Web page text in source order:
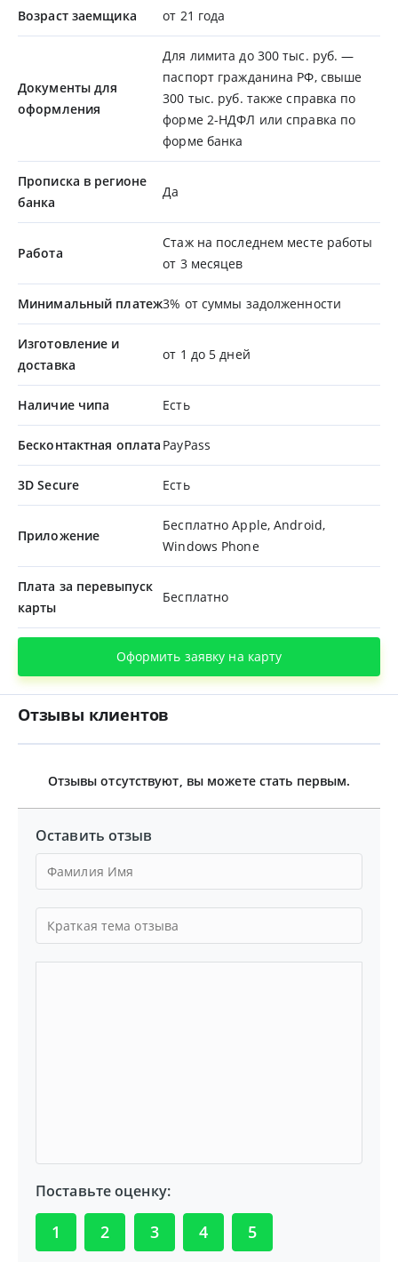
Возраст заемщика от 21 года
Документы для
оформления
Для лимита до 300 тыс. руб. —
паспорт гражданина РФ, свыше
300 тыс. руб. также справка по
форме 2-НДФЛ или справка по
форме банка
Прописка в регионе
банка
Да
Работа
Стаж на последнем месте работы
от 3 месяцев
Минимальный платеж3% от суммы задолженности
Изготовление и
доставка
от 1 до 5 дней
Наличие чипа Есть
Бесконтактная оплата PayPass
3D Secure Есть
Приложение
Бесплатно Apple, Android,
Windows Phone
Плата за перевыпуск
карты
Бесплатно
Оформить заявку на карту
Отзывы клиентов
Отзывы отсутствуют, вы можете стать первым.
Оставить отзыв
Поставьте оценку:
1 2 3 4 5